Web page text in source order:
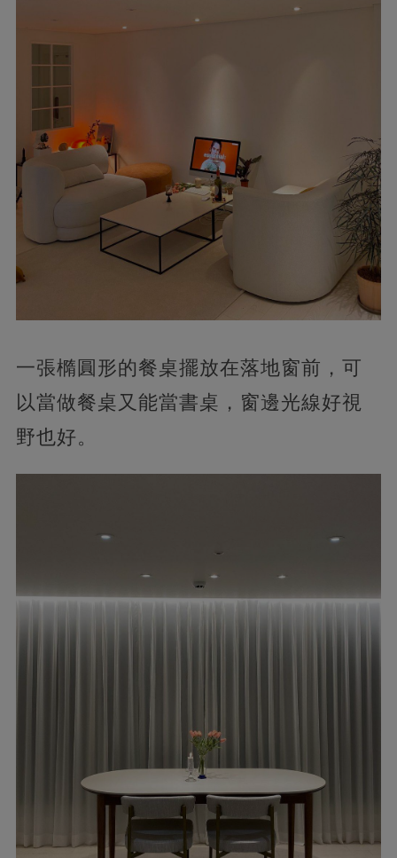
一張橢圓形的餐桌擺放在落地窗前，可
以當做餐桌又能當書桌，窗邊光線好視
野也好。